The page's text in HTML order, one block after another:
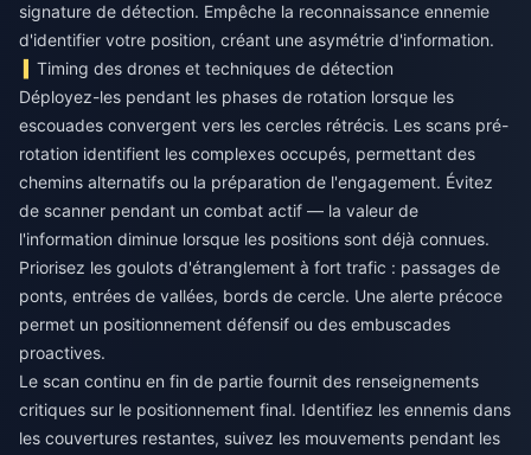
signature de détection. Empêche la reconnaissance ennemie
d'identifier votre position, créant une asymétrie d'information.
Timing des drones et techniques de détection
Déployez-les pendant les phases de rotation lorsque les
escouades convergent vers les cercles rétrécis. Les scans pré-
rotation identifient les complexes occupés, permettant des
chemins alternatifs ou la préparation de l'engagement. Évitez
de scanner pendant un combat actif — la valeur de
l'information diminue lorsque les positions sont déjà connues.
Priorisez les goulots d'étranglement à fort trafic : passages de
ponts, entrées de vallées, bords de cercle. Une alerte précoce
permet un positionnement défensif ou des embuscades
proactives.
Le scan continu en fin de partie fournit des renseignements
critiques sur le positionnement final. Identifiez les ennemis dans
les couvertures restantes, suivez les mouvements pendant les